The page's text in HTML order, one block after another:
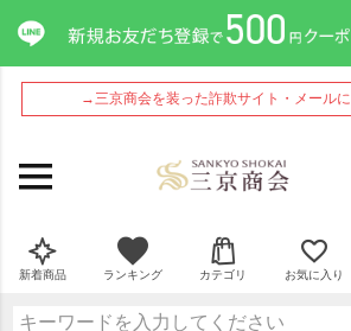
→三京商会を装った詐欺サイト・メール
新着商品 ランキング カテゴリ お気に入り